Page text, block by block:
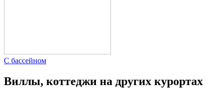
С бассейном
Виллы, коттеджи на других курортах